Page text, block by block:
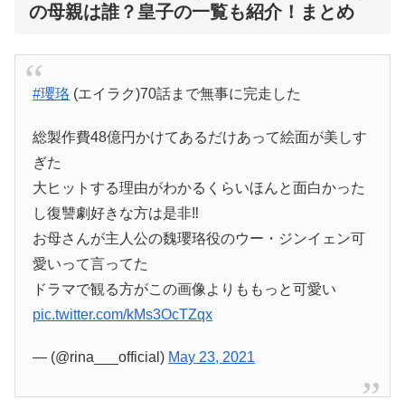
の母親は誰？皇子の一覧も紹介！まとめ
#瓔珞 (エイラク)70話まで無事に完走した
総製作費48億円かけてあるだけあって絵面が美しす
ぎた
大ヒットする理由がわかるくらいほんと面白かった
し復讐劇好きな方は是非‼️
お母さんが主人公の魏瓔珞役のウー・ジンイェン可
愛いって言ってた
ドラマで観る方がこの画像よりももっと可愛い
pic.twitter.com/kMs3OcTZqx
— (@rina___official) May 23, 2021